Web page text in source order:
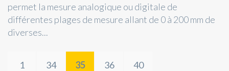
permet la mesure analogique ou digitale de
différentes plages de mesure allant de 0 à 200 mm de
diverses...
1 34 35 36 40